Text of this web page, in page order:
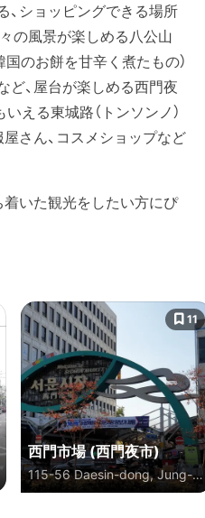
、ショッピングできる場所
の風景が楽しめる八公山
国のお餅を甘辛く煮たもの）
ど、屋台が楽しめる西門夜
える東城路（トンソンノ）
屋さん、コスメショップなど
着いた観光をしたい方にぴ
西門市場 (西門夜市)
115-56 Daesin-dong, Jung-
gu, Daegu, 大韓民国
11